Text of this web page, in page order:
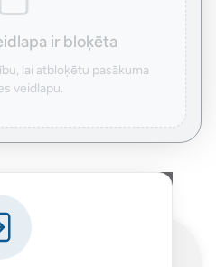
ir bloķēta
lai atbloķētu pasākuma
veidlapu.